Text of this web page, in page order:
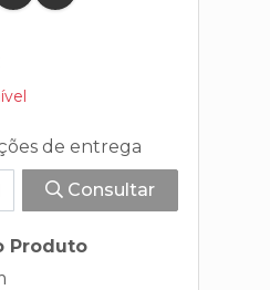
de entrega
Consultar
Produto